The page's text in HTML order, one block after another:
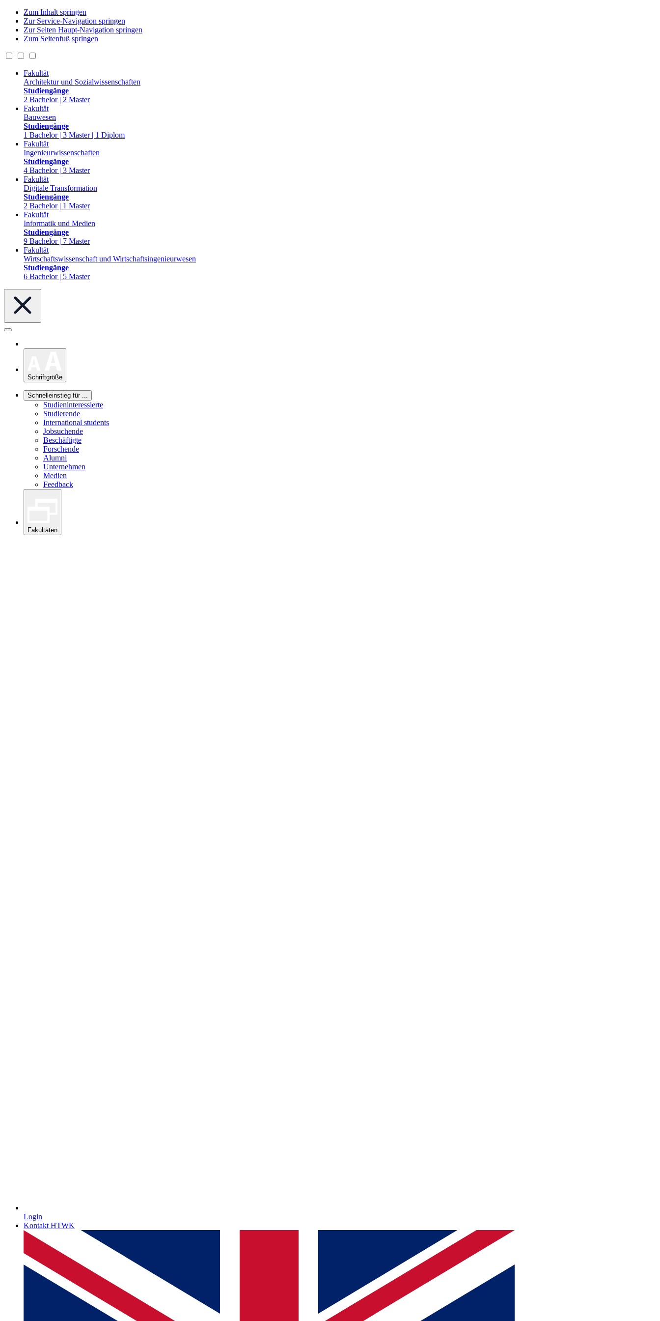
Zum Inhalt springen
Zur Service-Navigation springen
Zur Seiten Haupt-Navigation springen
Zum Seitenfuß springen
Fakultät
Architektur und Sozialwissenschaften
Studiengänge
2 Bachelor | 2 Master
Fakultät
Bauwesen
Studiengänge
1 Bachelor | 3 Master | 1 Diplom
Fakultät
Ingenieurwissenschaften
Studiengänge
4 Bachelor | 3 Master
Fakultät
Digitale Transformation
Studiengänge
2 Bachelor | 1 Master
Fakultät
Informatik und Medien
Studiengänge
9 Bachelor | 7 Master
Fakultät
Wirtschaftswissenschaft und Wirtschaftsingenieurwesen
Studiengänge
6 Bachelor | 5 Master
Schriftgröße
Schnelleinstieg für ...
Studieninteressierte
Studierende
International students
Jobsuchende
Beschäftigte
Forschende
Alumni
Unternehmen
Medien
Feedback
Fakultäten
Login
Kontakt HTWK